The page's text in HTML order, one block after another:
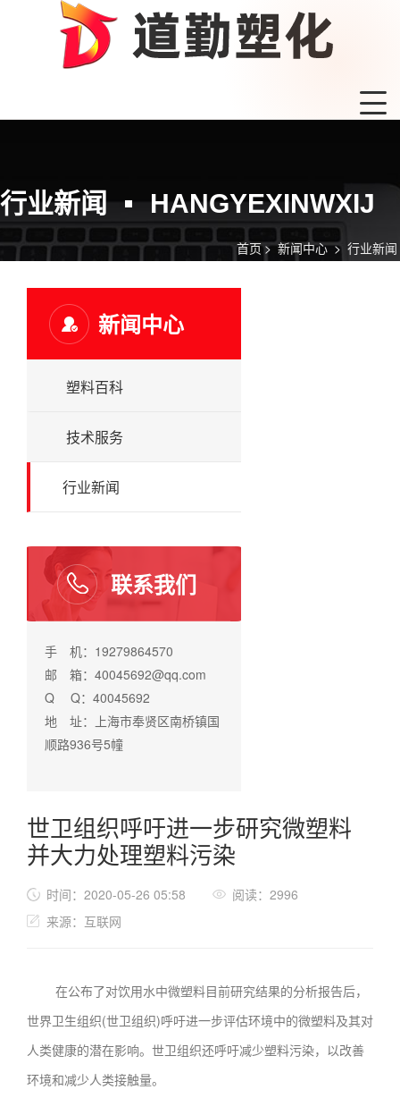
行业新闻 HANGYEXINWXIJ
首页 >新闻中心> 行业新闻
新闻中心
塑料百科
技术服务
行业新闻
联系我们
手 机：19279864570
邮 箱：40045692@qq.com
Q Q：40045692
地 址：上海市奉贤区南桥镇国
顺路936号5幢
世卫组织呼吁进一步研究微塑料
并大力处理塑料污染
时间：2020-05-26 05:58
阅读：2996
来源：互联网
在公布了对饮用水中微塑料目前研究结果的分析报告后，
世界卫生组织(世卫组织)呼吁进一步评估环境中的微塑料及其对
人类健康的潜在影响。世卫组织还呼吁减少塑料污染，以改善
环境和减少人类接触量。